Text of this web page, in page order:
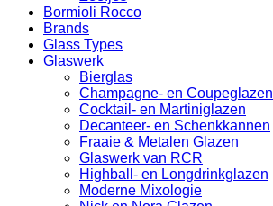
Bormioli Rocco
Brands
Glass Types
Glaswerk
Bierglas
Champagne- en Coupeglazen
Cocktail- en Martiniglazen
Decanteer- en Schenkkannen
Fraaie & Metalen Glazen
Glaswerk van RCR
Highball- en Longdrinkglazen
Moderne Mixologie